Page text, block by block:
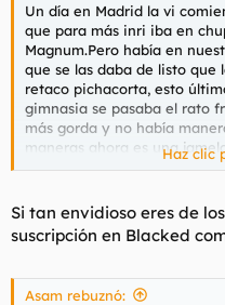
Un día en Madrid la vi
que para más inri iba en
Magnum.Pero había en
que se las daba de listo
retaco pichacorta, esto
gimnasia se pasaba el rato
más gorda y no había
maneras ahora es una
cuarenta y muchos.
Haz clic
Si tan envidioso eres de
suscripción en Blacked
Asam rebuznó: